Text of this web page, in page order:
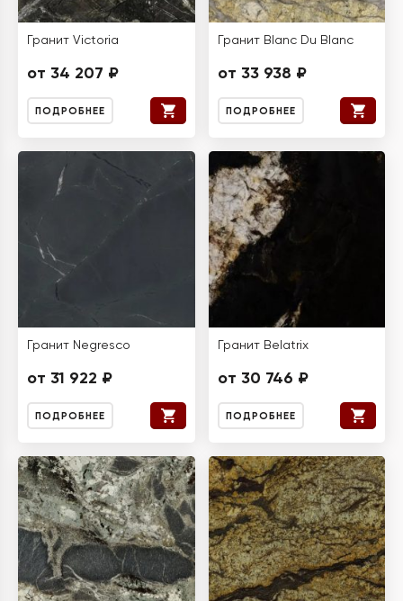
Гранит Victoria
от 34 207 ₽
ПОДРОБНЕЕ
Гранит Blanc Du Blanc
от 33 938 ₽
ПОДРОБНЕЕ
Гранит Negresco
от 31 922 ₽
ПОДРОБНЕЕ
Гранит Belatrix
от 30 746 ₽
ПОДРОБНЕЕ